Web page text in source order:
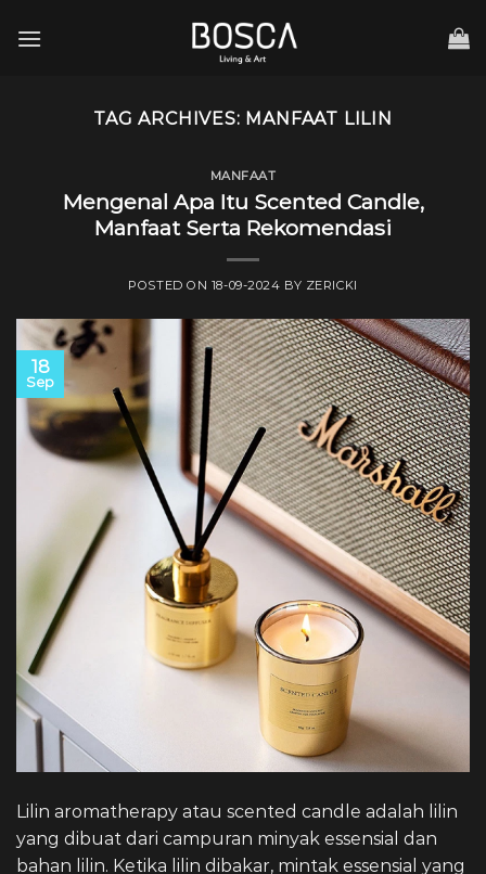
TAG ARCHIVES: MANFAAT LILIN
MANFAAT
Mengenal Apa Itu Scented Candle,
Manfaat Serta Rekomendasi
POSTED ON 18-09-2024 BY ZERICKI
18
Sep
Lilin aromatherapy atau scented candle adalah lilin
yang dibuat dari campuran minyak essensial dan
bahan lilin. Ketika lilin dibakar, mintak essensial yang